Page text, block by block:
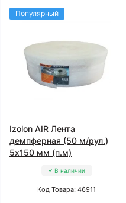
Популярный
Izolon AIR Лента
демпферная (50 м/рул.)
5x150 мм (п.м)
В наличии
Код Товара: 46911